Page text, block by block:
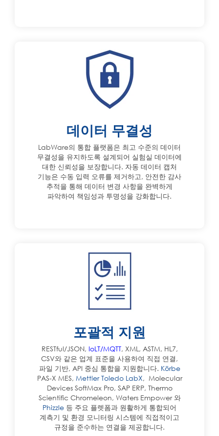
데이터 무결성
LabWare의 통합 플랫폼은 최고 수준의 데이터
무결성을 유지하도록 설계되어 실험실 데이터에
대한 신뢰성을 보장합니다. 자동 데이터 캡처
기능은 수동 입력 오류를 제거하고, 안전한 감사
추적을 통해 데이터 변경 사항을 완벽하게
파악하여 책임성과 투명성을 강화합니다.
포괄적 지원
RESTful/JSON, IoLT/MQTT, XML, ASTM, HL7,
CSV와 같은 업계 표준을 사용하여 직접 연결,
파일 기반, API 중심 통합을 지원합니다. Körbe
PAS-X MES, Mettler Toledo LabX, Molecular
Devices SoftMax Pro, SAP ERP, Thermo
Scientific Chromeleon, Waters Empower 와
Phizzle 등 주요 플렛폼과 원활하게 통합되어
계측기 및 환경 모니터링 시스템에 직접적이고
규정을 준수하는 연결을 제공합니다.